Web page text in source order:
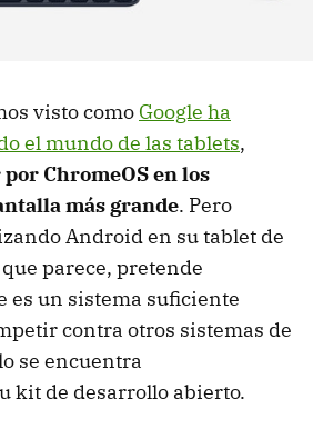
visto como Google ha
el mundo de las tablets,
ChromeOS en los
más grande. Pero
Android en su tablet de
parece, pretende
es un sistema suficiente
contra otros sistemas de
se encuentra
kit de desarrollo abierto.